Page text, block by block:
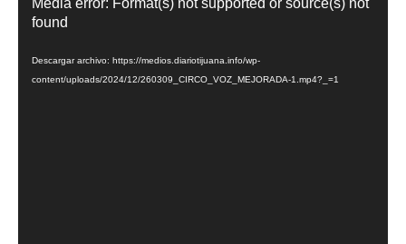
de
Media error: Format(s) not supported or source(s) not
found
Descargar archivo: https://medios.diariotijuana.info/wp-
content/uploads/2024/12/260309_CIRCO_VOZ_MEJORADA-1.mp4?_=1